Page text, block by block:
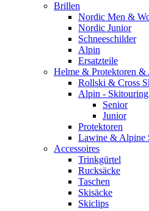
Brillen
Nordic Men &
Nordic Junior
Schneeschilder
Alpin
Ersatzteile
Helme & Protektoren &
Rollski & Cross
Alpin -
Senior
Junior
Protektoren
Lawine & Alpine
Accessoires
Trinkgürtel
Rucksäcke
Taschen
Skisäcke
Skiclips